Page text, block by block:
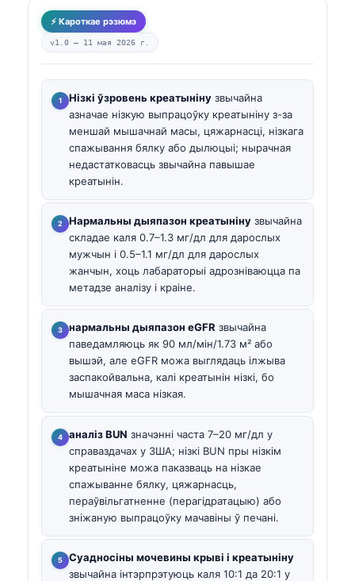
⚡ Кароткае рэзюмэ
v1.0 — 11 мая 2026 г.
Нізкі ўзровень креатыніну звычайна
азначае нізкую выпрацоўку креатыніну з-за
меншай мышачнай масы, цяжарнасці, нізкага
спажывання бялку або дылюцыі; нырачная
недастатковасць звычайна павышае
креатынін.
Нармальны дыяпазон креатыніну звычайна
складае каля 0.7–1.3 мг/дл для дарослых
мужчын і 0.5–1.1 мг/дл для дарослых
жанчын, хоць лабараторыі адрозніваюцца па
метадзе аналізу і краіне.
нармальны дыяпазон eGFR звычайна
паведамляюць як 90 мл/мін/1.73 м² або
вышэй, але eGFR можа выглядаць ілжыва
заспакойвальна, калі креатынін нізкі, бо
мышачная маса нізкая.
аналіз BUN значэнні часта 7–20 мг/дл у
справаздачах у ЗША; нізкі BUN пры нізкім
креатыніне можа паказваць на нізкае
спажыванне бялку, цяжарнасць,
пераўвільгатненне (перагідратацыю) або
зніжаную выпрацоўку мачавіны ў печані.
Суадносіны мочевины крыві і креатыніну
звычайна інтэрпрэтуюць каля 10:1 да 20:1 у